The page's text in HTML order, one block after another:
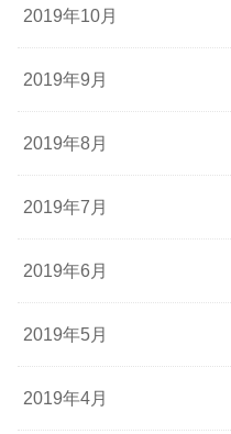
2019年10月
2019年9月
2019年8月
2019年7月
2019年6月
2019年5月
2019年4月